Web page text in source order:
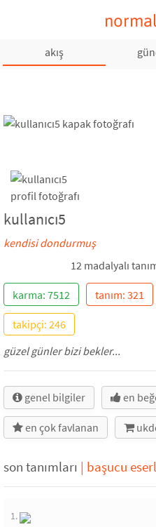
akış
kullanıcı5
kendisi dondurmuş
12 madalyalı
karma: 7512 tanım: 321
takipçi: 246
güzel günler bizi bekler...
genel bilgiler en
en çok favlanan
son tanımları | başucu
1.